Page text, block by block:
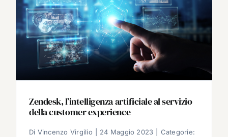
Zendesk, l’intelligenza artificiale al servizio
della customer experience
Di Vincenzo Virgilio 24 Maggio 2023
Categorie: